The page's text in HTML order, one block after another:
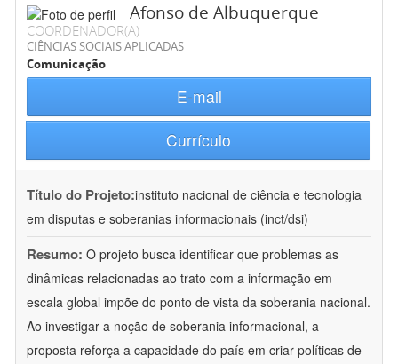
Afonso de Albuquerque
COORDENADOR(A)
CIÊNCIAS SOCIAIS APLICADAS
Comunicação
E-mail
Currículo
Título do Projeto:instituto nacional de ciência e tecnologia
em disputas e soberanias informacionais (inct/dsi)
Resumo: O projeto busca identificar que problemas as
dinâmicas relacionadas ao trato com a informação em
escala global impõe do ponto de vista da soberania nacional.
Ao investigar a noção de soberania informacional, a
proposta reforça a capacidade do país em criar políticas de